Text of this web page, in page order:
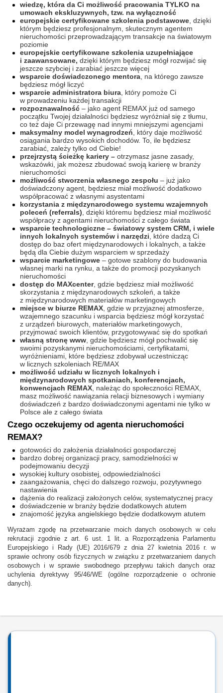
wiedzę, która da Ci możliwość pracowania TYLKO na
umowach ekskluzywnych, tzw. na wyłączność
europejskie certyfikowane szkolenia podstawowe , dzięki
którym będziesz profesjonalnym, skutecznym agentem
nieruchomości przeprowadzającym transakcje na światowym
poziomie
europejskie certyfikowane szkolenia uzupełniające
i zaawansowane, dzięki którym będziesz mógł rozwijać się
jeszcze szybciej i zarabiać jeszcze więcej
wsparcie doświadczonego mentora , na którego zawsze
będziesz mógł liczyć
wsparcie administratora biura , który pomoże Ci
w prowadzeniu każdej transakcji
rozpoznawalność – jako agent REMAX już od samego
początku Twojej działalności będziesz wyróżniał się z tłumu,
co też daje Ci przewagę nad innymi mniejszymi agencjami
maksymalny model wynagrodzeń , który daje możliwość
osiągania bardzo wysokich dochodów. To, ile będziesz
zarabiać, zależy tylko od Ciebie!
przejrzystą ścieżkę kariery – otrzymasz jasne zasady,
wskazówki, jak możesz zbudować swoją karierę w branży
nieruchomości
możliwość stworzenia własnego zespołu – już jako
doświadczony agent, będziesz miał możliwość dodatkowo
współpracować z własnymi asystentami
korzystania z międzynarodowego systemu wzajemnych
poleceń (referrals) , dzięki któremu będziesz miał możliwość
współpracy z agentami nieruchomości z całego świata
wsparcie technologiczne – światowy system CRM, i wiele
innych lokalnych systemów i narzędzi , które dadzą Ci
dostęp do baz ofert międzynarodowych i lokalnych, a także
będą dla Ciebie dużym wsparciem w sprzedaży
wsparcie marketingowe – gotowe szablony do budowania
własnej marki na rynku, a także do promocji pozyskanych
nieruchomości
dostęp do MAXcenter, gdzie będziesz miał możliwość
skorzystania z międzynarodowych szkoleń, a także
z międzynarodowych materiałów marketingowych
miejsce w biurze REMAX , gdzie w przyjaznej atmosferze,
wzajemnego szacunku i wsparcia będziesz mógł korzystać
z urządzeń biurowych, materiałów marketingowych,
przyjmować swoich klientów, przygotowywać się do spotkań
własną stronę www , gdzie będziesz mógł pochwalić się
swoimi pozyskanymi nieruchomościami, certyfikatami,
wyróżnieniami, które będziesz zdobywał uczestnicząc
w licznych szkoleniach RE/MAX
możliwość udziału w licznych lokalnych i
międzynarodowych spotkaniach, konferencjach,
konwencjach REMAX , należąc do społeczności REMAX,
masz możliwość nawiązania relacji biznesowych i wymiany
doświadczeń z bardzo doświadczonymi agentami nie tylko w
Polsce ale z całego świata
Czego oczekujemy od agenta nieruchomości
REMAX?
gotowości do założenia działalności gospodarczej
bardzo dobrej organizacji pracy, samodzielności w
podejmowaniu decyzji
wysokiej kultury osobistej, odpowiedzialności
zaangażowania, chęci do dalszego rozwoju, pozytywnego
nastawienia
dążenia do realizacji założonych celów, systematycznej pracy
doświadczenie w branży będzie dodatkowych atutem
znajomość języka angielskiego będzie dodatkowym atutem
Wyrażam zgodę na przetwarzanie moich danych osobowych w celu
rekrutacji zgodnie z art. 6 ust. 1 lit. a Rozporządzenia Parlamentu
Europejskiego i Rady (UE) 2016/679 z dnia 27 kwietnia 2016 r. w
sprawie ochrony osób fizycznych w związku z przetwarzaniem danych
osobowych i w sprawie swobodnego przepływu takich danych oraz
uchylenia dyrektywy 95/46/WE (ogólne rozporządzenie o ochronie
danych).